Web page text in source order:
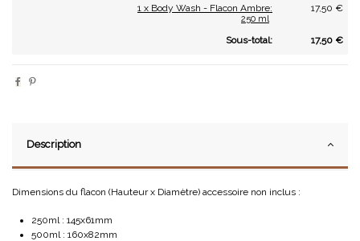
1 x Body Wash - Flacon Ambre:
250 ml
17,50 €
Sous-total: 17,50 €
Description
Dimensions du flacon (Hauteur x Diamètre) accessoire non inclus :
250ml : 145x61mm
500ml : 160x82mm